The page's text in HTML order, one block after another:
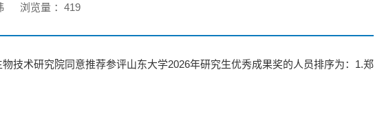
浏览量 ： 419
技术研究院同意推荐参评山东大学2026年研究生优秀成果奖的人员排序为：1.郑